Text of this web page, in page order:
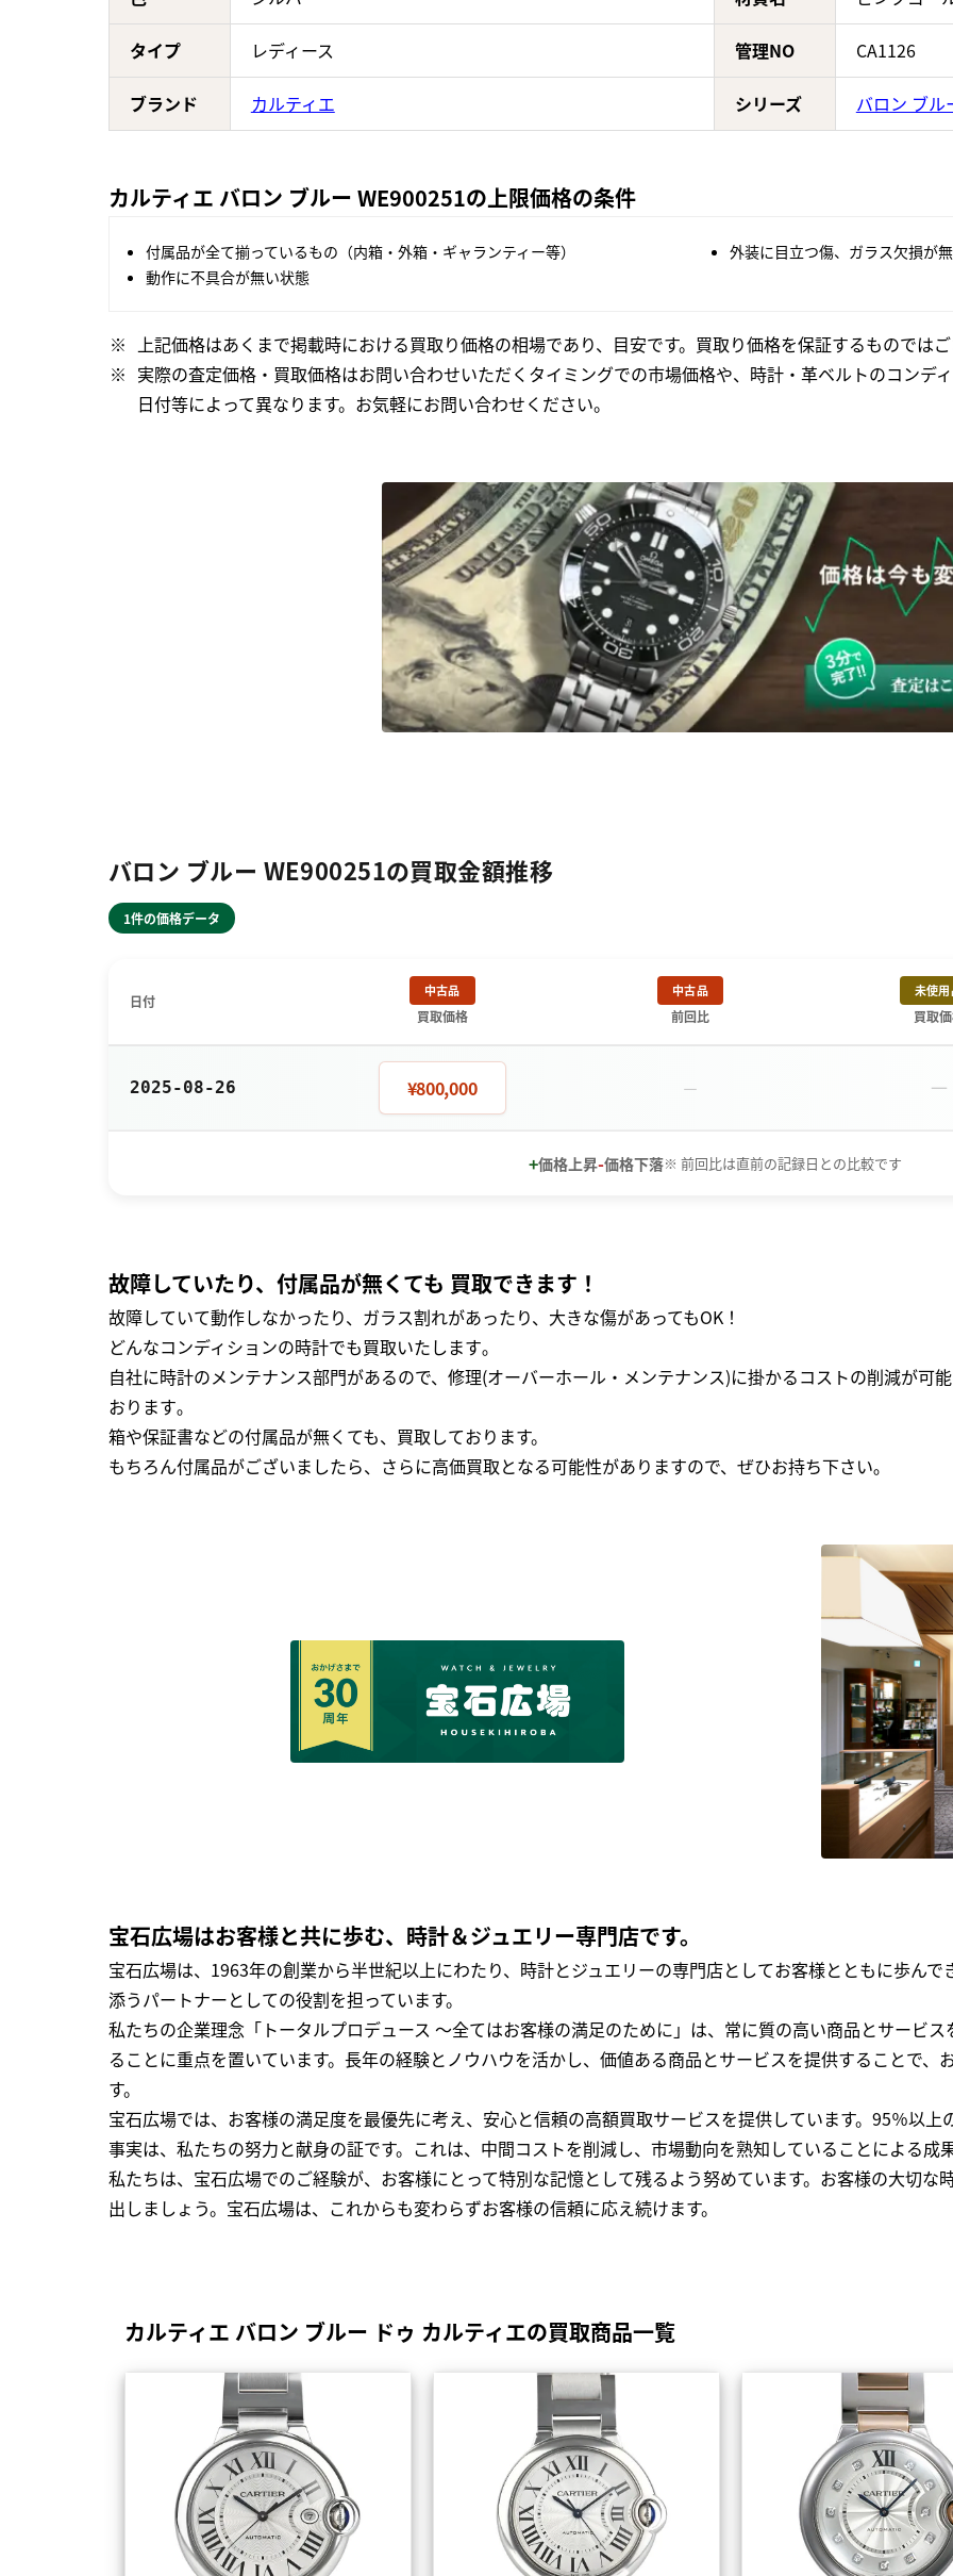
タイプ レディース 管理NO CA1126
ブランド カルティエ シリーズ バロン ブル
カルティエ バロン ブルー WE900251の上限価格の条件
付属品が全て揃っているもの（内箱・外箱・ギャランティー等）
外装に目立つ傷、ガラス欠損が
動作に不具合が無い状態
上記価格はあくまで掲載時における買取り価格の相場であり、目安です。買取り価格を保証するものではご
実際の査定価格・買取価格はお問い合わせいただくタイミングでの市場価格や、時計・革ベルトのコンデ
日付等によって異なります。お気軽にお問い合わせください。
バロン ブルー WE900251の買取金額推移
1件の価格データ
日付
中古品
買取価格
中古品
前回比
未使
買取
2025-08-26 ¥800,000 － －
+価格上昇-価格下落※ 前回比は直前の記録日との比較です
故障していたり、付属品が無くても 買取できます！
故障していて動作しなかったり、ガラス割れがあったり、大きな傷があってもOK！
どんなコンディションの時計でも買取いたします｡
自社に時計のメンテナンス部門があるので、修理(オーバーホール・メンテナンス)に掛かるコストの削減が可
おります｡
箱や保証書などの付属品が無くても、買取しております。
もちろん付属品がございましたら、さらに高価買取となる可能性がありますので、ぜひお持ち下さい｡
宝石広場はお客様と共に歩む、時計＆ジュエリー専門店です。
宝石広場は、1963年の創業から半世紀以上にわたり、時計とジュエリーの専門店としてお客様とともに歩ん
添うパートナーとしての役割を担っています。
私たちの企業理念「トータルプロデュース ～全てはお客様の満足のために」は、常に質の高い商品とサービ
ることに重点を置いています。長年の経験とノウハウを活かし、価値ある商品とサービスを提供することで、
す。
宝石広場では、お客様の満足度を最優先に考え、安心と信頼の高額買取サービスを提供しています。95％以
事実は、私たちの努力と献身の証です。これは、中間コストを削減し、市場動向を熟知していることによる成果
私たちは、宝石広場でのご経験が、お客様にとって特別な記憶として残るよう努めています。お客様の大切な
出しましょう。宝石広場は、これからも変わらずお客様の信頼に応え続けます。
カルティエ バロン ブルー ドゥ カルティエの買取商品一覧